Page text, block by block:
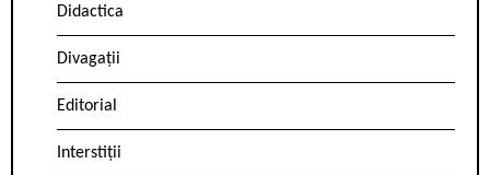
Didactica
Divagații
Editorial
Interstiții